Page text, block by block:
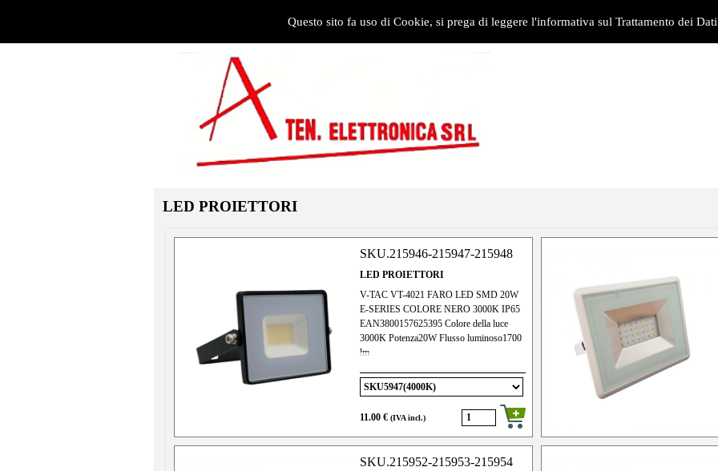
Questo sito fa uso di Cookie, si prega di leggere l'informativa sul Trattamento dei
HOME
LED PROIETTORI
SKU.215946-215947-215948
LED PROIETTORI
V-TAC VT-4021 FARO LED SMD 20W
E-SERIES COLORE NERO 3000K IP65
EAN3800157625395 Colore della luce
3000K Potenza20W Flusso luminoso1700
lm
11.00 € (IVA incl.)
SKU.215952-215953-215954